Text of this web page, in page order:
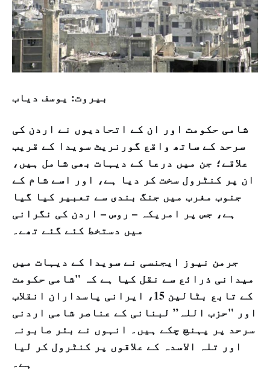
بيروت: يوسف دياب
شامی حکومت اور ان کے اتحادیوں نے اردن کی
سرحد کے ساتھ واقع گورنریٹ سویدا کے قریب
علاقے؛ جن میں درعا کے دیہات بھی شامل ہیں،
ان پر کنٹرول سخت کر دیا ہے، اور اسے شام کے
جنوب مغرب میں جنگ بندی سے تعبیر کیا گیا
ہے، جس پر امریکہ – روس – اردن کی نگرانی
میں دستخط کئے گئے تھے۔
جرمن نیوز ایجنسی نے سویدا کے دیہات میں
میدانی ذرائع سے نقل کیا ہے کہ "شامی حکومت
کے تابع بٹالین 15، ایرانی پاسداران انقلاب
اور "حزب اللہ” لبنانی کے عناصر شامی اردنی
سرحد پر پہنچ چکے ہیں۔ انہوں نے بئر صابونہ
اور تلہ الاسدہ کے علاقوں پر کنٹرول کر لیا
ہے۔